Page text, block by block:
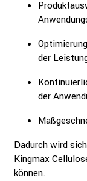
der
der
Dadurch wird
Kingmax
können.